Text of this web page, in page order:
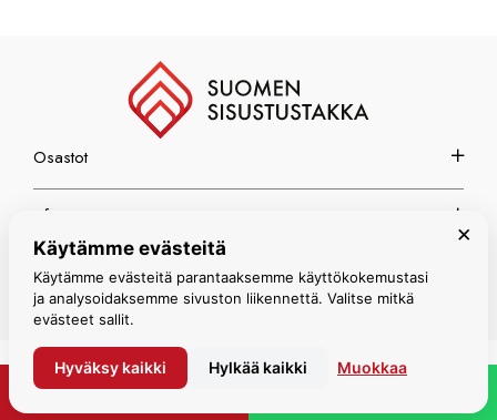
Osastot
Info
Espoon myymälä
© Suomen Sisustustakka 2026
PYYDÄ TARJOUS
×
Käytämme evästeitä
Käytämme evästeitä parantaaksemme käyttökokemustasi
ja analysoidaksemme sivuston liikennettä. Valitse mitkä
evästeet sallit.
Hyväksy kaikki Hylkää kaikki Muokkaa